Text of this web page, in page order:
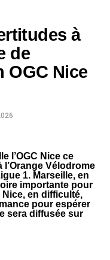
à
de
OGC Nice
l’OGC Nice ce
l’Orange Vélodrome
1. Marseille, en
importante pour
Nice, en difficulté,
pour espérer
sera diffusée sur